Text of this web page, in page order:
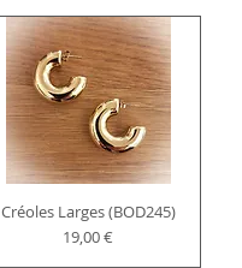
Créoles Larges (BOD245)
Prix
19,00 €